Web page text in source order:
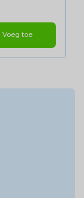
Voeg toe